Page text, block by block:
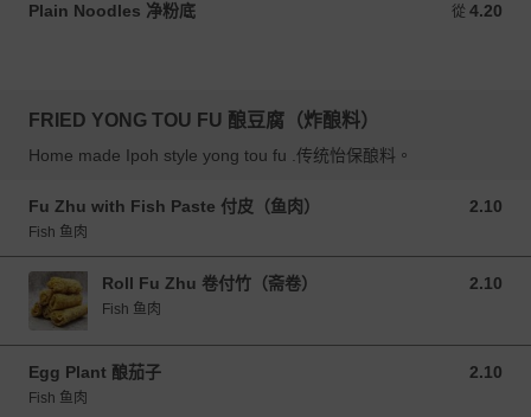
Plain Noodles 净粉底 從 4.20
從 4.20 MYR
FRIED YONG TOU FU 酿豆腐（炸酿料）
Home made Ipoh style yong tou fu .传统怡保酿料。
Fu Zhu with Fish Paste 付皮（鱼肉） 2.10
2.10 MYR
Fish 鱼肉
Roll Fu Zhu 卷付竹（斋卷） 2.10
2.10 MYR
Fish 鱼肉
Egg Plant 酿茄子 2.10
2.10 MYR
Fish 鱼肉